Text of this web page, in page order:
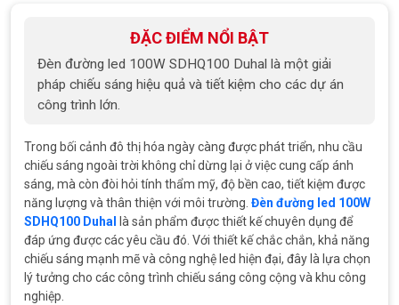
ĐẶC ĐIỂM NỔI BẬT
Đèn đường led 100W SDHQ100 Duhal là một giải
pháp chiếu sáng hiệu quả và tiết kiệm cho các dự án
công trình lớn.
Trong bối cảnh đô thị hóa ngày càng được phát triển, nhu cầu
chiếu sáng ngoài trời không chỉ dừng lại ở việc cung cấp ánh
sáng, mà còn đòi hỏi tính thẩm mỹ, độ bền cao, tiết kiệm được
năng lượng và thân thiện với môi trường. Đèn đường led 100W
SDHQ100 Duhal
là sản phẩm được thiết kế chuyên dụng để
đáp ứng được các yêu cầu đó. Với thiết kế chắc chắn, khả năng
chiếu sáng mạnh mẽ và công nghệ led hiện đại, đây là lựa chọn
lý tưởng cho các công trình chiếu sáng công cộng và khu công
nghiệp.